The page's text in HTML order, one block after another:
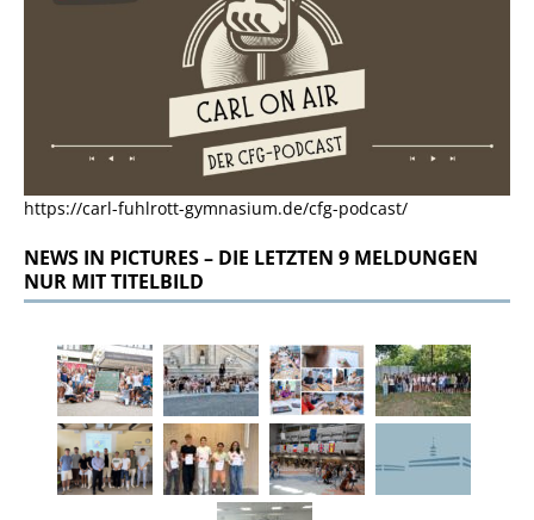
https://carl-fuhlrott-gymnasium.de/cfg-podcast/
NEWS IN PICTURES – DIE LETZTEN 9 MELDUNGEN
NUR MIT TITELBILD